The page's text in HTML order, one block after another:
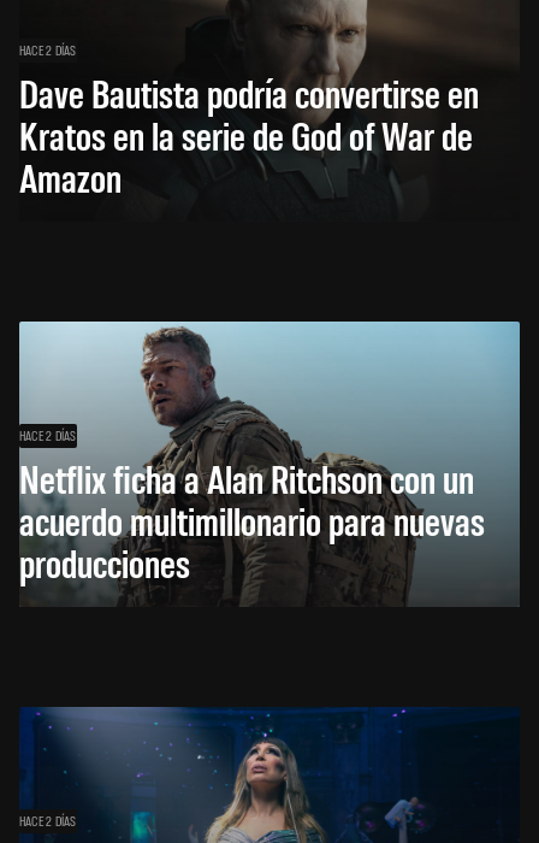
HACE 2 DÍAS
Dave Bautista podría convertirse en
Kratos en la serie de God of War de
Amazon
HACE 2 DÍAS
Netflix ficha a Alan Ritchson con un
acuerdo multimillonario para nuevas
producciones
HACE 2 DÍAS